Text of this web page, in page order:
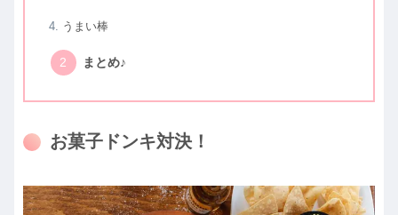
うまい棒
まとめ♪
お菓子ドンキ対決！